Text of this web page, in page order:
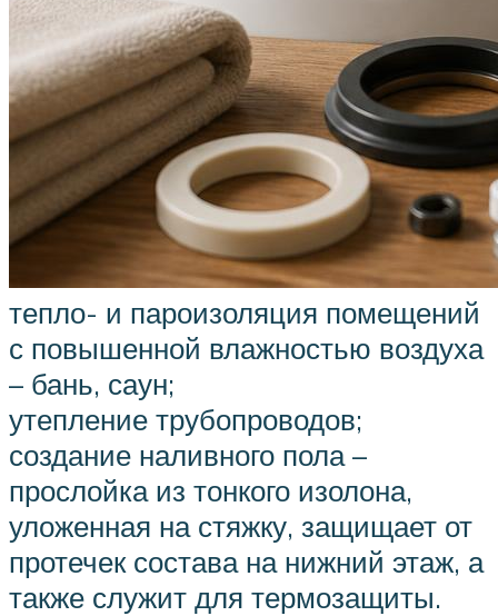
тепло- и пароизоляция помещений
с повышенной влажностью воздуха
– бань, саун;
утепление трубопроводов;
создание наливного пола –
прослойка из тонкого изолона,
уложенная на стяжку, защищает от
протечек состава на нижний этаж, а
также служит для термозащиты.